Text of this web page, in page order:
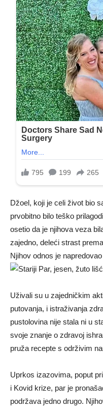
Džoel, koji je celi život bio
prvobitno bilo teško
osetio da je njihova veza
zajedno, deleći strast
Njihov odnos je
Uživali su u zajedničkim
putovanja, i istraživanja
pustolovina nije stala ni u
svoje znanje o zdravoj
pruža recepte s održivim
Uprkos izazovima, poput
i Kovid krize, par je
podržava jedno drugo.